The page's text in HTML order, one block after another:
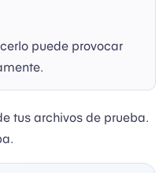
puede provocar
tus archivos de prueba.